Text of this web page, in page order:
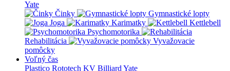
Yate
Činky
Gymnastické lopty
Joga
Karimatky
Kettlebell
Psychomotorika
Rehabilitácia
Vyvažovacie
pomôcky
Voľný čas
Plastico Rototech KV Billiard Yate